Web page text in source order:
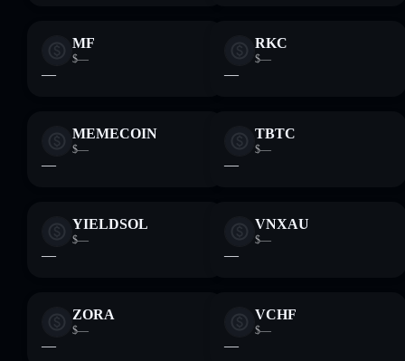
MF
$—
—
RKC
$—
—
MEMECOIN
$—
—
TBTC
$—
—
YIELDSOL
$—
—
VNXAU
$—
—
ZORA
$—
—
VCHF
$—
—